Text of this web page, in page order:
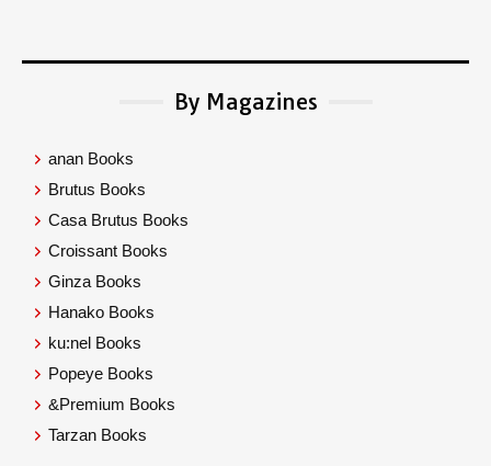
By Magazines
anan Books
Brutus Books
Casa Brutus Books
Croissant Books
Ginza Books
Hanako Books
ku:nel Books
Popeye Books
&Premium Books
Tarzan Books